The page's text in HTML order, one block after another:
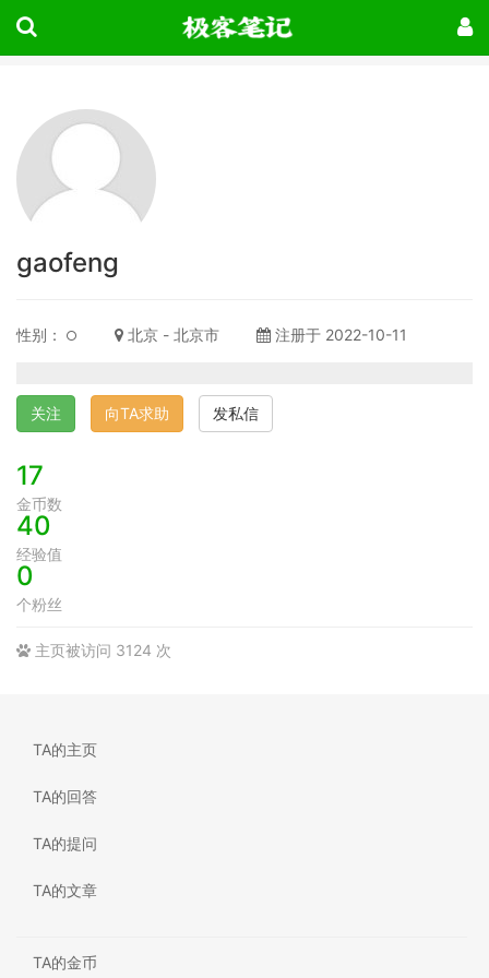
gaofeng
性别： 北京 - 北京市 注册于 2022-10-11
关注 向TA求助 发私信
17
金币数
40
经验值
0
个粉丝
主页被访问 3124 次
TA的主页
TA的回答
TA的提问
TA的文章
TA的金币